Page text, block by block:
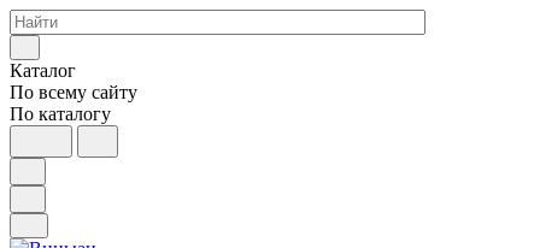
Каталог
По всему сайту
По каталогу